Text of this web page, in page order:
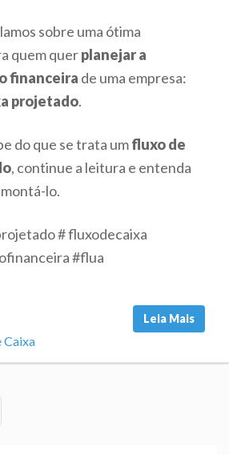
sobre uma ótima
quem querplanejar a
financeira de uma empresa:
projetado.
do que se trata umfluxo de
, continue a leitura e entenda
lo.
# fluxodecaixa
#flua
Leia Mais
Caixa